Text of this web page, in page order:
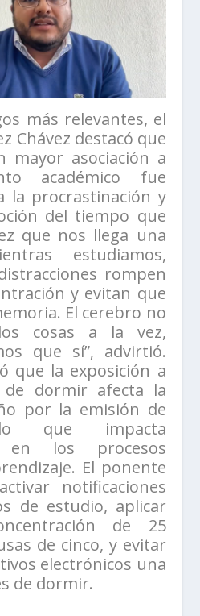
más relevantes, el
Chávez destacó que
mayor asociación a
académico fue
la procrastinación y
del tiempo que
que nos llega una
estudiamos,
rompen
y evitan que
El cerebro no
cosas a la vez,
que sí”, advirtió.
que la exposición a
de dormir afecta la
por la emisión de
que impacta
en los procesos
El ponente
notificaciones
de estudio, aplicar
de 25
de cinco, y evitar
electrónicos una
de dormir.